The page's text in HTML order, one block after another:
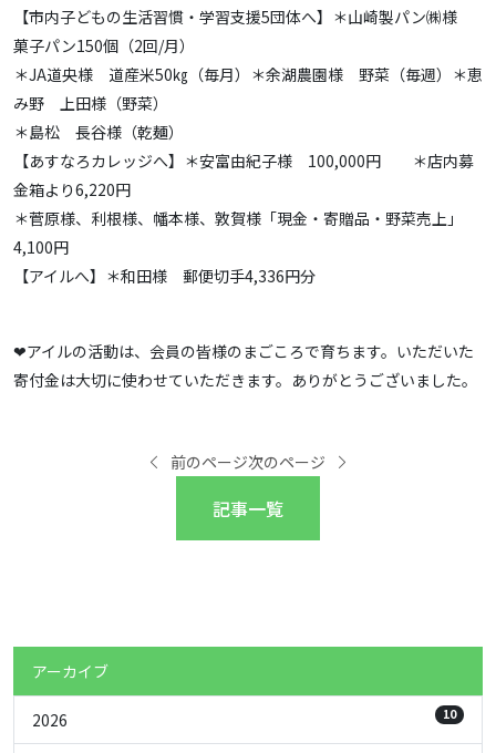
【市内子どもの生活習慣・学習支援5団体へ】＊山崎製パン㈱様
菓子パン150個（2回/月）
＊JA道央様 道産米50㎏（毎月）＊余湖農園様 野菜（毎週）＊恵
み野 上田様（野菜）
＊島松 長谷様（乾麺）
【あすなろカレッジへ】＊安富由紀子様 100,000円 ＊店内募
金箱より6,220円
＊菅原様、利根様、幡本様、敦賀様「現金・寄贈品・野菜売上」
4,100円
【アイルへ】＊和田様 郵便切手4,336円分
❤アイルの活動は、会員の皆様のまごころで育ちます。いただいた
寄付金は大切に使わせていただきます。ありがとうございました。
前のページ
記事一覧
次のページ
アーカイブ
2026 10